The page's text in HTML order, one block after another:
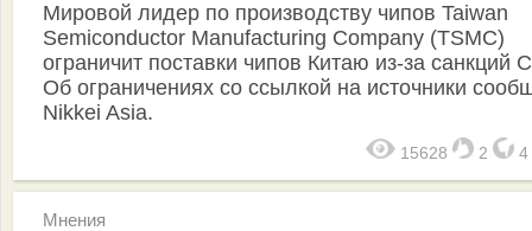
Мировой лидер по производству чипов Taiwan
Semiconductor Manufacturing Company (TSMC)
ограничит поставки чипов Китаю из-за санкций
Об ограничениях со ссылкой на источники
Nikkei Asia.
15628 2 4
Мнения